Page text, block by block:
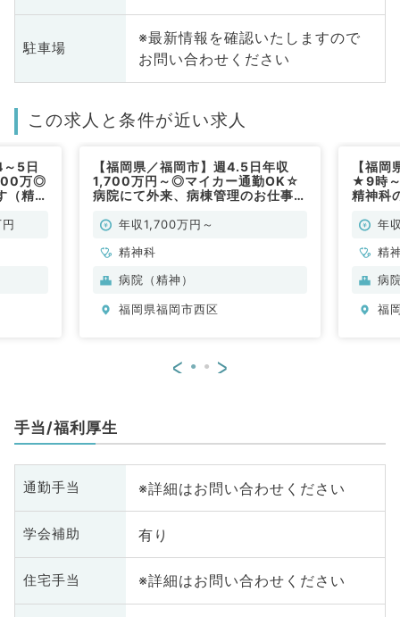
駐車場
※最新情報を確認いたしますので
お問い合わせください
この求人と条件が近い求人
5日
万◎
（精神
【福岡県／福岡市】週4.5日年収
1,700万円～◎マイカー通勤OK☆
病院にて外来、病棟管理のお仕事で
年収1,700万円～
精神科
病院（精神）
福岡県福岡市西区
【福
★9時
精神科
年
精
病
福
< >
手当/福利厚生
通勤手当 ※詳細はお問い合わせください
学会補助 有り
住宅手当 ※詳細はお問い合わせください